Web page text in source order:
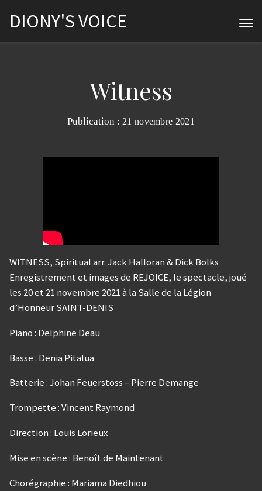
DIONY'S VOICE
Witness
Publication :21 novembre 2021
WITNESS, Spiritual arr. Jack Halloran & Dick Bolks
Enregistrement et images de REJOICE, le spectacle, joué
les 20 et 21 novembre 2021 à la Salle de la Légion
d’Honneur SAINT-DENIS
Piano : Delphine Deau
Basse : Denia Pitalua
Batterie : Johan Feuerstoss – Pierre Demange
Trompette : Vincent Raymond
Direction : Louis Lorieux
Mise en scène : Benoît de Maintenant
Chorégraphie : Mariama Diedhiou